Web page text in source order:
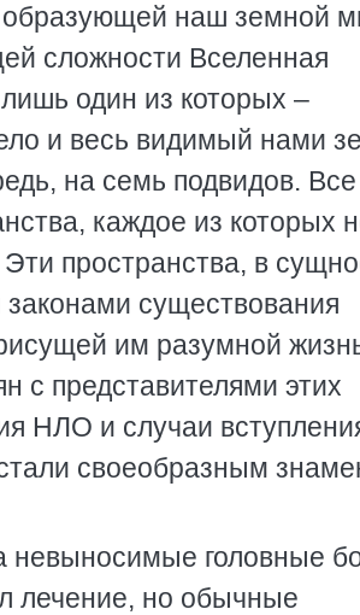
образующей наш земной
сложности Вселенная
один из которых –
и весь видимый нами
на семь подвидов. Все
каждое из которых
пространства, в
существования
им разумной
с представителями этих
НЛО и случаи
своеобразным
головные
лечение, но обычные